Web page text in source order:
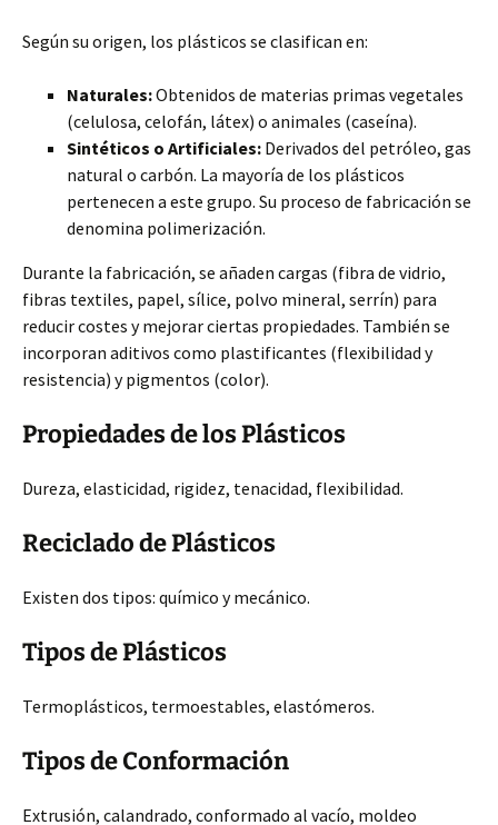
Según su origen, los plásticos se clasifican en:
Naturales:Obtenidos de materias primas vegetales
(celulosa, celofán, látex) o animales (caseína).
Sintéticos o Artificiales: Derivados del petróleo, gas
natural o carbón. La mayoría de los plásticos
pertenecen a este grupo. Su proceso de fabricación se
denomina polimerización.
Durante la fabricación, se añaden cargas (fibra de vidrio,
fibras textiles, papel, sílice, polvo mineral, serrín) para
reducir costes y mejorar ciertas propiedades. También se
incorporan aditivos como plastificantes (flexibilidad y
resistencia) y pigmentos (color).
Propiedades de los Plásticos
Dureza, elasticidad, rigidez, tenacidad, flexibilidad.
Reciclado de Plásticos
Existen dos tipos: químico y mecánico.
Tipos de Plásticos
Termoplásticos, termoestables, elastómeros.
Tipos de Conformación
Extrusión, calandrado, conformado al vacío, moldeo